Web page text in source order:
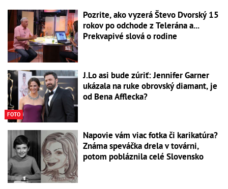
Pozrite, ako vyzerá Števo Dvorský 15
rokov po odchode z Telerána a...
Prekvapivé slová o rodine
FOTO
J.Lo asi bude zúriť: Jennifer Garner
ukázala na ruke obrovský diamant, je
od Bena Afflecka?
Napovie vám viac fotka či karikatúra?
Známa speváčka drela v továrni,
potom pobláznila celé Slovensko